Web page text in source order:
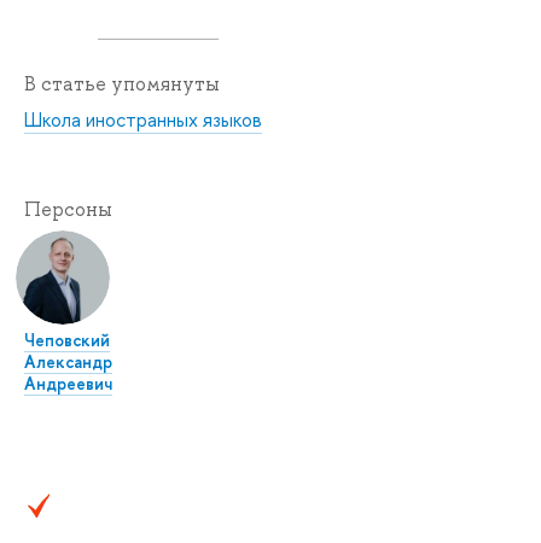
В статье упомянуты
Школа иностранных языков
Персоны
Чеповский
Александр
Андреевич